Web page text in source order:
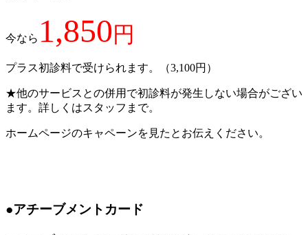
今なら 1,850円
プラス初診料で受けられます。（3,100円）
★他のサービスとの併用で初診料が発生しない場合がござい
ます。詳しくはスタッフまで。
ホームページのキャペーンを見たとお伝えください。
●アチーブメントカード